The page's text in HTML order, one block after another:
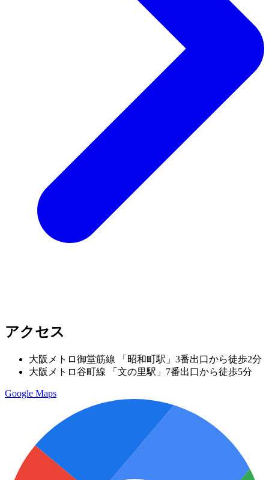
アクセス
大阪メトロ御堂筋線 「昭和町駅」3番出口から徒歩2分
大阪メトロ谷町線 「文の里駅」7番出口から徒歩5分
Google Maps